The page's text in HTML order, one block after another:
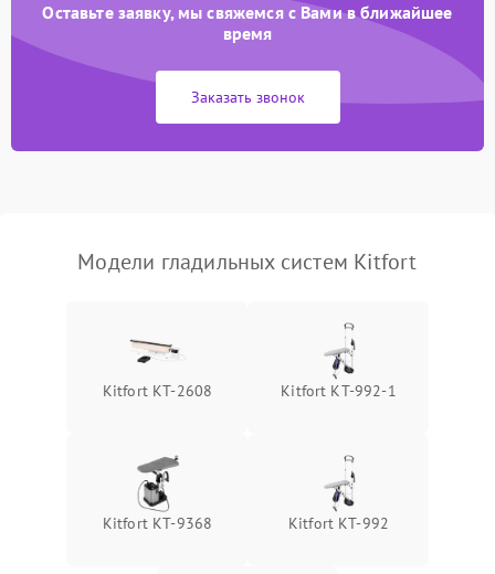
Неисправность системы
2000 ₽ Подробнее →
Поломка сетевого шнура 500 ₽ Подробнее →
Неисправность системы
температуры
1500 ₽ Подробнее →
Подробнее →
Неисправность блока
Подробнее →
Оставьте заявку, мы свяжемся с Вами в ближайшее
время
Заказать звонок
Модели гладильных систем Kitfort
Kitfort КТ-2608 Kitfort КТ-992-1
Kitfort КТ-9368 Kitfort KT-992